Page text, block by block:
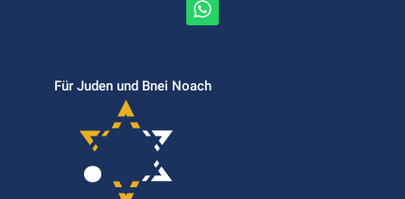
Für Juden und Bnei Noach